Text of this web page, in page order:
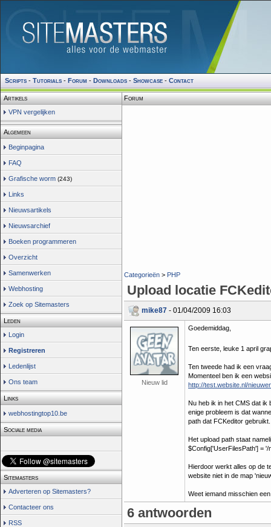
Scripts - Tutorials - Forum - Downloads - Showcase - Contact
Artikels
VPN vergelijken
Algemeen
Beginpagina
FAQ
Grafische worm (243)
Links
Nieuwsartikels
Nieuwsarchief
Boeken programmeren
Overzicht
Samenwerken
Webhosting
Zoek op Sitemasters
Leden
Login
Registreren
Ledenlijst
Ons team
Links
webhostingtop10.be
Sociale media
Sitemasters
Adverteren op Sitemasters?
Contacteer ons
RSS
Forum
Categorieën > PHP
Upload locatie
mike87 - 01/04/2009 16:03
Nieuw lid
Goedemiddag,
Ten eerste, leuke 1 april
Ten tweede had ik een
Momenteel ben ik een
http://test.website.nl/
Nu heb ik in het CMS dat ik
enige probleem is dat
path dat FCKeditor gebruikt.
Het upload path staat
$Config['UserFilesPath'] =
Hierdoor werkt alles op de
website niet in de map
Weet iemand misschien
6 antwoorden